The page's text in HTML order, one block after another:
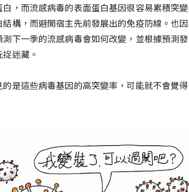
，而流感病毒的表面蛋白基因很容易累積突
構，而避開宿主先前發展出的免疫防線。也
下一季的流感病毒會如何改變，並根據預測
迷藏。
是這些病毒基因的高突變率，可能就不會覺